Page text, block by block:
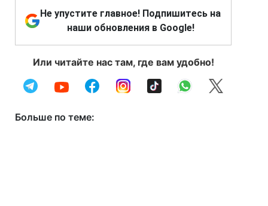
Не упустите главное! Подпишитесь на
наши обновления в Google!
Или читайте нас там, где вам удобно!
Больше по теме: